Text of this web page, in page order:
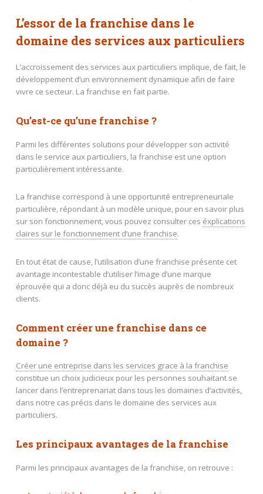
L’essor de la franchise dans le
domaine des services aux particuliers
L’accroissement des services aux particuliers implique, de fait, le
développement d’un environnement dynamique afin de faire
vivre ce secteur. La franchise en fait partie.
Qu’est-ce qu’une franchise ?
Parmi les différentes solutions pour développer son activité
dans le service aux particuliers, la franchise est une option
particulièrement intéressante.
La franchise correspond à une opportunité entrepreneuriale
particulière, répondant à un modèle unique, pour en savoir plus
sur son fonctionnement, vous pouvez consulter ces éxplications
claires sur le fonctionnement d’une franchise.
En tout état de cause, l’utilisation d’une franchise présente cet
avantage incontestable d’utiliser l’image d’une marque
éprouvée qui a donc déjà eu du succès auprès de nombreux
clients.
Comment créer une franchise dans ce
domaine ?
Créer une entreprise dans les services grace à la franchise
constitue un choix judicieux pour les personnes souhaitant se
lancer dans l’entreprenariat dans tous les domaines d’activités,
dans notre cas précis dans le domaine des services aux
particuliers.
Les principaux avantages de la franchise
Parmi les principaux avantages de la franchise, on retrouve :